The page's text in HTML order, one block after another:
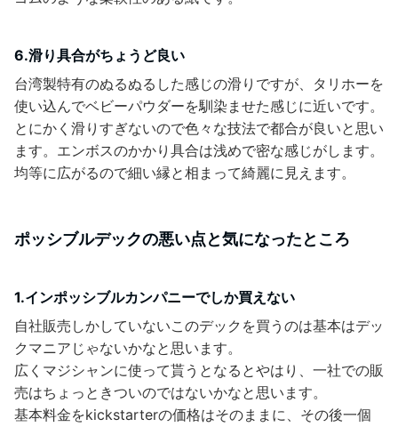
6.滑り具合がちょうど良い
台湾製特有のぬるぬるした感じの滑りですが、タリホーを
使い込んでベビーパウダーを馴染ませた感じに近いです。
とにかく滑りすぎないので色々な技法で都合が良いと思い
ます。エンボスのかかり具合は浅めで密な感じがします。
均等に広がるので細い縁と相まって綺麗に見えます。
ポッシブルデックの悪い点と気になったところ
1.インポッシブルカンパニーでしか買えない
自社販売しかしていないこのデックを買うのは基本はデッ
クマニアじゃないかなと思います。
広くマジシャンに使って貰うとなるとやはり、一社での販
売はちょっときついのではないかなと思います。
基本料金をkickstarterの価格はそのままに、その後一個